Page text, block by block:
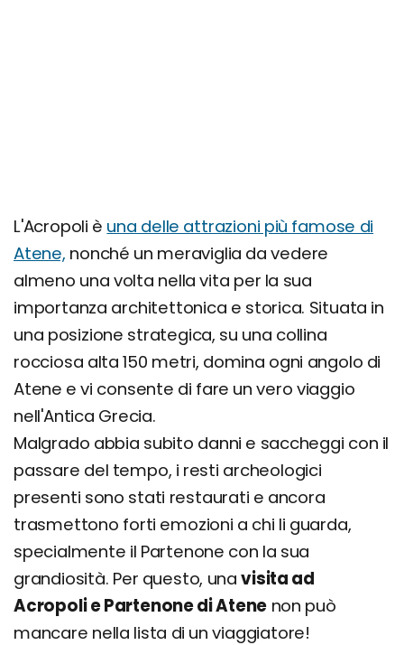
L'Acropoli è una delle attrazioni più famose di
Atene, nonché un meraviglia da vedere
almeno una volta nella vita per la sua
importanza architettonica e storica. Situata in
una posizione strategica, su una collina
rocciosa alta 150 metri, domina ogni angolo di
Atene e vi consente di fare un vero viaggio
nell'Antica Grecia.
Malgrado abbia subito danni e saccheggi con il
passare del tempo, i resti archeologici
presenti sono stati restaurati e ancora
trasmettono forti emozioni a chi li guarda,
specialmente il Partenone con la sua
grandiosità. Per questo, unavisita ad
Acropoli e Partenone di Atene non può
mancare nella lista di un viaggiatore!